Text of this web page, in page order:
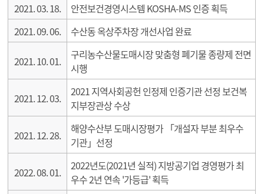
2021. 03. 18.
안전보건경영시스템 KOSHA-MS 인증 획득
2021. 09. 06.
수산동 옥상주차장 개선사업 완료
2021. 10. 01.
구리농수산물도매시장 맞춤형 폐기물 종량제 전면
시행
2021. 12. 03.
2021 지역사회공헌 인정제 인증기관 선정 보건복
지부장관상 수상
2021. 12. 28.
해양수산부 도매시장평가 「개설자 부분 최우수
기관」선정
2022. 08. 01.
2022년도(2021년 실적) 지방공기업 경영평가 최
우수 2년 연속 '가등급' 획득